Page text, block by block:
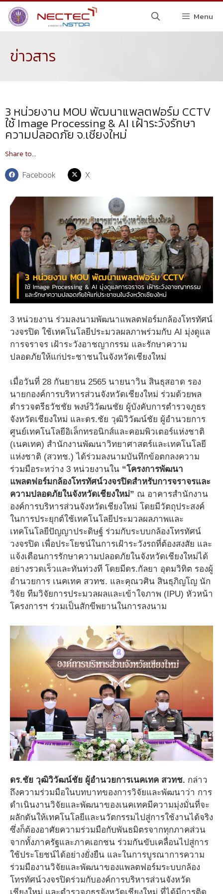
Menu
ข่าวสาร
3 หน่วยงาน MOU พัฒนาแพลตฟอร์ม CCTV
ใช้ Image Processing & AI เฝ้าระวังรักษา
ความปลอดภัย จ.เชียงใหม่
Share to...
Facebook X
3 หน่วยงาน ร่วมลงนามพัฒนาแพลตฟอร์มกล้องโทรทัศน์
วงจรปิด ใช้เทคโนโลยีประมวลผลภาพร่วมกับ AI มุ่งดูแล
การจราจร เฝ้าระวังอาชญากรรม และรักษาความ
ปลอดภัยให้แก่ประชาชนในจังหวัดเชียงใหม่
เมื่อวันที่ 28 กันยายน 2565 นายนาวิน สินธุสอาด รอง
นายกองค์การบริหารส่วนจังหวัดเชียงใหม่ ร่วมด้วยพล
ตำรวจตรีธวัชชัย พงษ์วิวัฒนชัย ผู้บังคับการตำรวจภูธร
จังหวัดเชียงใหม่ และดร.ชัย วุฒิวิวัฒน์ชัย ผู้อำนวยการ
ศูนย์เทคโนโลยีอิเล็กทรอนิกส์และคอมพิวเตอร์แห่งชาติ
(เนคเทค) สำนักงานพัฒนาวิทยาศาสตร์และเทคโนโลยี
แห่งชาติ (สวทช.) ได้ร่วมลงนามบันทึกข้อตกลงความ
ร่วมมือระหว่าง 3 หน่วยงานใน “โครงการพัฒนา
แพลตฟอร์มกล้องโทรทัศน์วงจรปิดสำหรับการจราจรและ
ความปลอดภัยในจังหวัดเชียงใหม่” ณ อาคารสำนักงาน
องค์การบริหารส่วนจังหวัดเชียงใหม่ โดยมีวัตถุประสงค์
ในการประยุกต์ใช้เทคโนโลยีประมวลผลภาพและ
เทคโนโลยีปัญญาประดิษฐ์ ร่วมกับระบบกล้องโทรทัศน์
วงจรปิด เพื่อประโยชน์ในการเฝ้าระวังรถที่ต้องสงสัย และ
แจ้งเตือนการรักษาความปลอดภัยในจังหวัดเชียงใหม่ได้
อย่างรวดเร็วและทันท่วงที โดยมีดร.กัลยา อุดมวิทิต รองผู้
อำนวยการ เนคเทค สวทช. และคุณวศิน สินธุภิญโญ นัก
วิจัย ทีมวิจัยการประมวลผลและเข้าใจภาพ (IPU) หัวหน้า
โครงการฯ ร่วมเป็นสักขีพยานในการลงนาม
ดร.ชัย วุฒิวิวัฒน์ชัย ผู้อำนวยการเนคเทค สวทช. กล่าว
ถึงความร่วมมือในบทบาทของการวิจัยและพัฒนาว่า การ
ดำเนินงานวิจัยและพัฒนาของเนคเทคมีความมุ่งมั่นที่จะ
ผลักดันให้เทคโนโลยีและนวัตกรรมไปสู่การใช้งานได้จริง
ซึ่งก็ต้องอาศัยความร่วมมือกับพันธมิตรจากทุกภาคส่วน
จากทั้งภาครัฐและภาคเอกชน ร่วมกันขับเคลื่อนไปสู่การ
ใช้ประโยชน์ได้อย่างยั่งยืน และในการบูรณาการความ
ร่วมมืองานวิจัยและพัฒนาของแพลตฟอร์มระบบกล้อง
โทรทัศน์วงจรปิดร่วมกับองค์การบริหารส่วนจังหวัด
เชียงใหม่ และตำรวจภูธรจังหวัดเชียงใหม่ ที่ได้มีการติด